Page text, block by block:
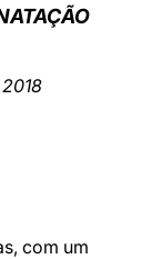
中文
com um